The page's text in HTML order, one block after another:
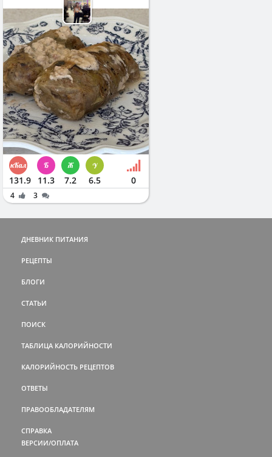
131.9 11.3 7.2 6.5 0
4 3
ДНЕВНИК ПИТАНИЯ
РЕЦЕПТЫ
БЛОГИ
СТАТЬИ
ПОИСК
ТАБЛИЦА КАЛОРИЙНОСТИ
КАЛОРИЙНОСТЬ РЕЦЕПТОВ
ОТВЕТЫ
ПРАВООБЛАДАТЕЛЯМ
СПРАВКА
ВЕРСИИ/ОПЛАТА